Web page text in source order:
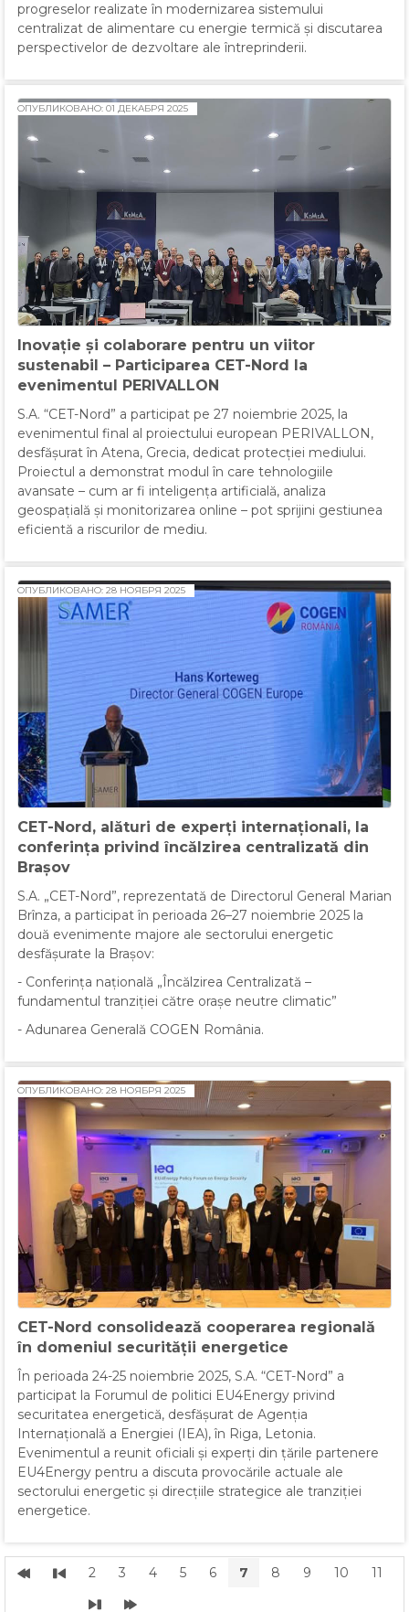
progreselor realizate în modernizarea sistemului
centralizat de alimentare cu energie termică și discutarea
perspectivelor de dezvoltare ale întreprinderii.
Inovație și colaborare pentru un viitor
sustenabil – Participarea CET-Nord la
evenimentul PERIVALLON
ОПУБЛИКОВАНО: 01 ДЕКАБРЯ 2025
S.A. “CET-Nord” a participat pe 27 noiembrie 2025, la
evenimentul final al proiectului european PERIVALLON,
desfășurat în Atena, Grecia, dedicat protecției mediului.
Proiectul a demonstrat modul în care tehnologiile
avansate – cum ar fi inteligența artificială, analiza
geospațială și monitorizarea online – pot sprijini gestiunea
eficientă a riscurilor de mediu.
CET-Nord, alături de experți internaționali, la
conferința privind încălzirea centralizată din
Brașov
ОПУБЛИКОВАНО: 28 НОЯБРЯ 2025
S.A. „CET-Nord”, reprezentată de Directorul General Marian
Brînza, a participat în perioada 26–27 noiembrie 2025 la
două evenimente majore ale sectorului energetic
desfășurate la Brașov:
- Conferința națională „Încălzirea Centralizată –
fundamentul tranziției către orașe neutre climatic”
- Adunarea Generală COGEN România.
CET-Nord consolidează cooperarea regională
în domeniul securității energetice
ОПУБЛИКОВАНО: 28 НОЯБРЯ 2025
În perioada 24-25 noiembrie 2025, S.A. “CET-Nord” a
participat la Forumul de politici EU4Energy privind
securitatea energetică, desfășurat de Agenția
Internațională a Energiei (IEA), în Riga, Letonia.
Evenimentul a reunit oficiali și experți din țările partenere
EU4Energy pentru a discuta provocările actuale ale
sectorului energetic și direcțiile strategice ale tranziției
energetice.
2 3 4 5 6 7 8 9 10 11